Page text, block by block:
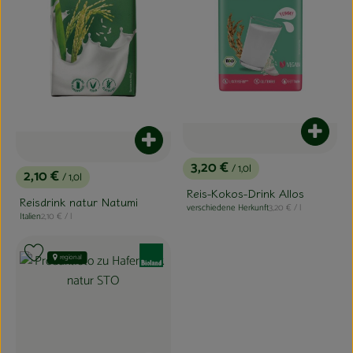
, Preis:
2,10 €/ 1,0l
Reisdrink natur Natumi
, Herkunft:
Italien, Referenzpreis:
2,10 € / l
Produkt zum Warenkorb hinzufügen
, Preis:
3,20 €/ 1,0l
Reis-Kokos-Drink Allos
, Herkunft:
verschiedene Herkunft, Referenzpreis:
3,20 € / l
regional
Produkt zu Favouriten hinzufügen